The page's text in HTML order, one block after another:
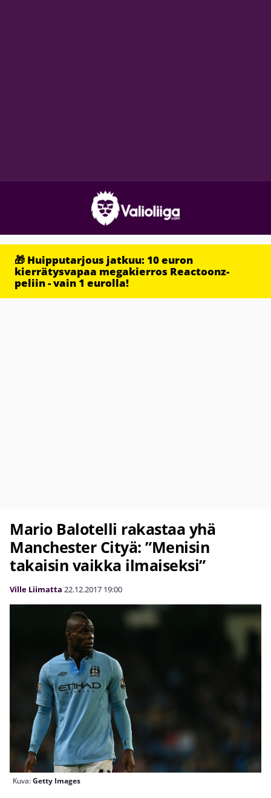
🎁 Huipputarjous jatkuu: 10 euron
kierrätysvapaa megakierros Reactoonz-
peliin - vain 1 eurolla!
Mario Balotelli rakastaa yhä
Manchester Cityä: ”Menisin
takaisin vaikka ilmaiseksi”
Ville Liimatta 22.12.2017 19:00
Kuva:Getty Images